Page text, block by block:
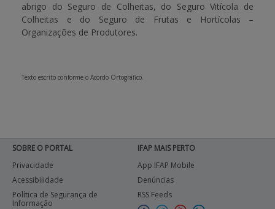
abrigo do Seguro de Colheitas, do Seguro Vitícola de
Colheitas e do Seguro de Frutas e Hortícolas –
Organizações de Produtores.
Texto escrito conforme o Acordo Ortográfico.
SOBRE O PORTAL
Privacidade
Acessibilidade
Política de Segurança de
Informação
IFAP MAIS PERTO
App IFAP Mobile
Denúncias
RSS Feeds